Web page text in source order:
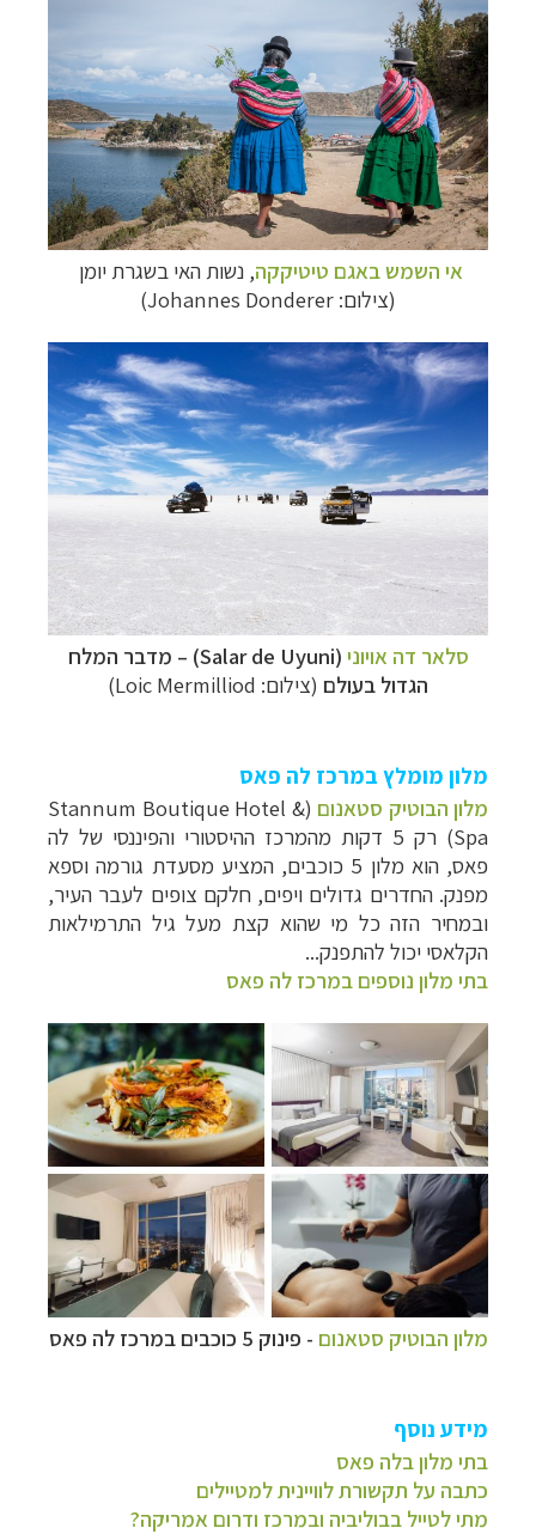
אי השמש באגם טיטיקקה, נשות האי בשגרת יומן
(צילום: Johannes Donderer)
סלאר דה אויוני (Salar de Uyuni)
– מדבר המלח
הגדול בעולם (צילום: Loic Mermilliod)
מלון מומלץ במרכז לה פאס
מלון הבוטיק סטאנום (Stannum Boutique Hotel &
Spa) רק 5 דקות מהמרכז ההיסטורי והפיננסי של לה
פאס, הוא מלון 5 כוכבים, המציע מסעדת גורמה וספא
מפנק. החדרים גדולים ויפים, חלקם צופים לעבר העיר,
ובמחיר הזה כל מי שהוא קצת מעל גיל התרמילאות
הקלאסי יכול להתפנק...
בתי מלון נוספים במרכז לה פאס
מלון הבוטיק סטאנום - פינוק 5 כוכבים במרכז לה פאס
מידע נוסף
בתי מלון בלה פאס
כתבה על תקשורת לוויינית למטיילים
מתי לטייל בבוליביה ובמרכז ודרום אמריקה?